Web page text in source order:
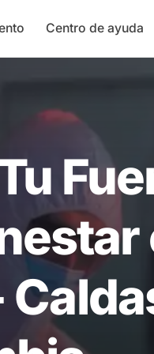
Centro de ayuda